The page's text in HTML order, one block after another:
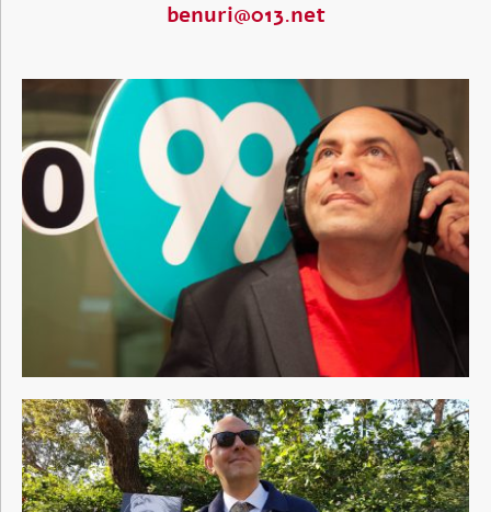
benuri@013.net